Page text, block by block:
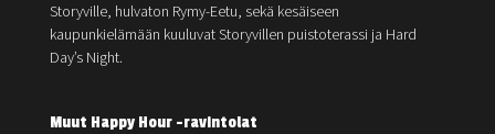
Storyville, hulvaton Rymy-Eetu, sekä kesäiseen
kaupunkielämään kuuluvat Storyvillen puistoterassi ja Hard
Day’s Night.
Muut Happy Hour -ravintolat